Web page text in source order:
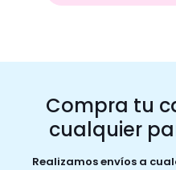
Compra tu
cualquier
Realizamos envíos a